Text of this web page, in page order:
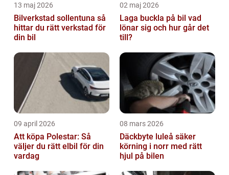
13 maj 2026
Bilverkstad sollentuna så
hittar du rätt verkstad för
din bil
02 maj 2026
Laga buckla på bil vad
lönar sig och hur går det
till?
09 april 2026
Att köpa Polestar: Så
väljer du rätt elbil för din
vardag
08 mars 2026
Däckbyte luleå säker
körning i norr med rätt
hjul på bilen